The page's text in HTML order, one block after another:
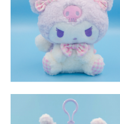
布偶系列酷洛米